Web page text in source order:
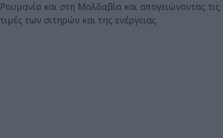
Ρουμανία και στη Μολδαβία και απογειώνοντας τις
τιμές των σιτηρών και της ενέργειας.